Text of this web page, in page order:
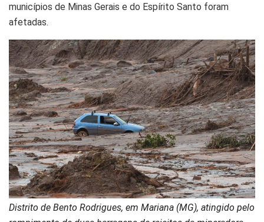
municípios de Minas Gerais e do Espírito Santo foram
afetadas.
Distrito de Bento Rodrigues, em Mariana (MG), atingido pelo